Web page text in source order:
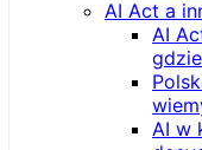
AI Act a
AI
AI w